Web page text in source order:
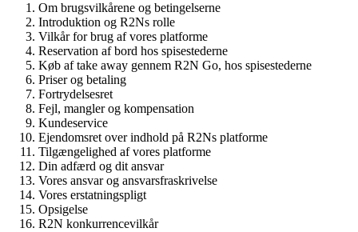
Om brugsvilkårene og betingelserne
Introduktion og R2Ns rolle
Vilkår for brug af vores platforme
Reservation af bord hos spisestederne
Køb af take away gennem R2N Go, hos spisestederne
Priser og betaling
Fortrydelsesret
Fejl, mangler og kompensation
Kundeservice
Ejendomsret over indhold på R2Ns platforme
Tilgængelighed af vores platforme
Din adfærd og dit ansvar
Vores ansvar og ansvarsfraskrivelse
Vores erstatningspligt
Opsigelse
R2N konkurrencevilkår